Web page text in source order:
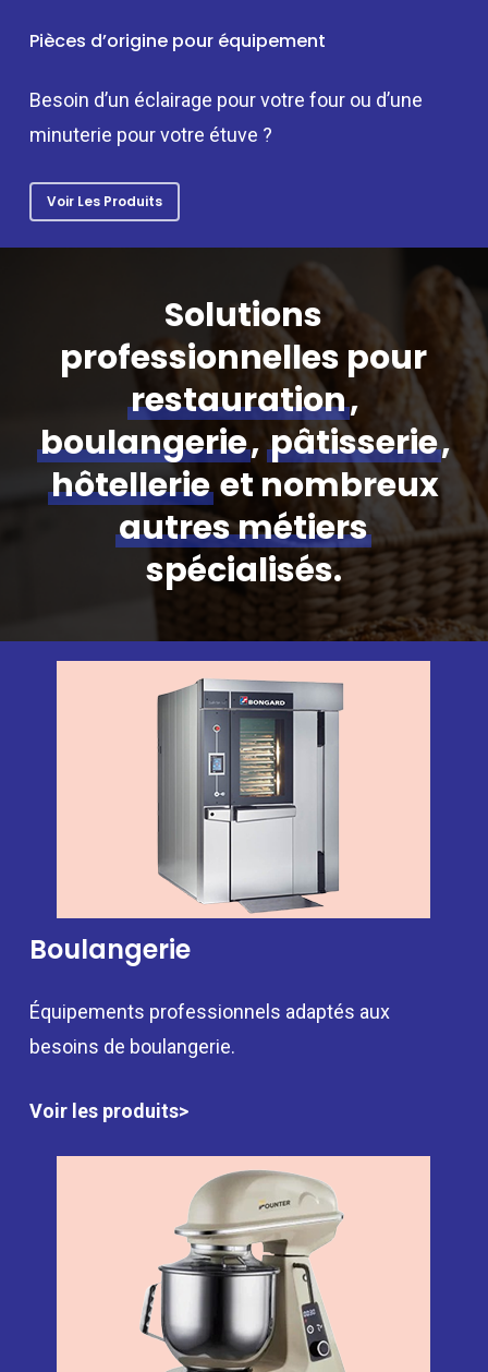
Pièces d’origine pour équipement
Besoin d’un éclairage pour votre four ou d’une
minuterie pour votre étuve ?
Voir Les Produits
Solutions
professionnelles pour
restauration,
boulangerie, pâtisserie,
hôtellerie et nombreux
autres métiers
spécialisés.
Boulangerie
Équipements professionnels adaptés aux
besoins de boulangerie.
Voir les produits>